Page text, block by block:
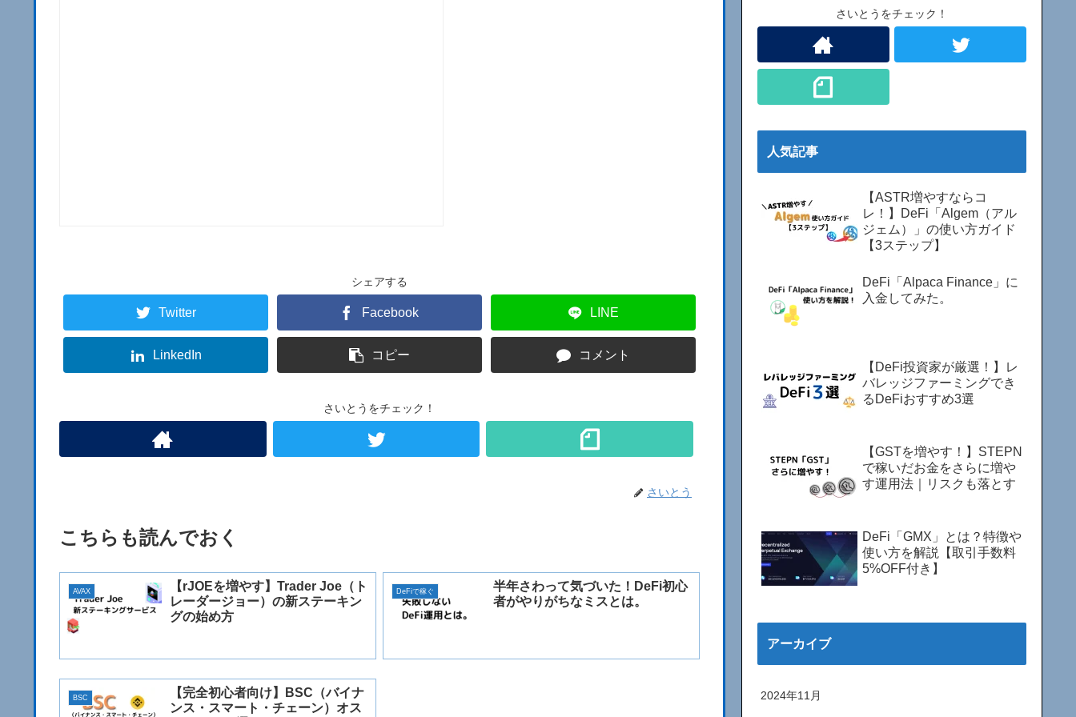
シェアする
Twitter Facebook LINE
LinkedIn コピー コメント
さいとうをチェック！
さいとう
こちらも読んでおく
AVAX
【rJOEを増やす】Trader Joe（ト
レーダージョー）の新ステーキン
グの始め方
DeFiで稼ぐ
半年さわって気づいた！DeFi初心
者がやりがちなミスとは。
BSC
【完全初心者向け】BSC（バイナ
ンス・スマート・チェーン）オス
さいとうをチェック！
人気記事
【ASTR増やすならコ
レ！】DeFi「Algem（アル
ジェム）」の使い方ガイド
【3ステップ】
DeFi「Alpaca Finance」に
入金してみた。
【DeFi投資家が厳選！】レ
バレッジファーミングでき
るDeFiおすすめ3選
【GSTを増やす！】STEPN
で稼いだお金をさらに増や
す運用法｜リスクも落とす
DeFi「GMX」とは？特徴や
使い方を解説【取引手数料
5%OFF付き】
アーカイブ
2024年11月